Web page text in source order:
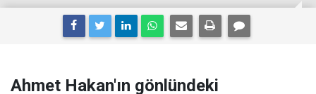
Ahmet Hakan'ın gönlündeki